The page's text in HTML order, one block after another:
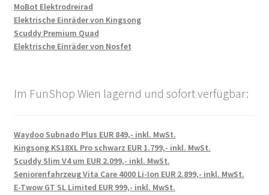
MoBot Elektrodreirad
Elektrische Einräder von Kingsong
Scuddy Premium Quad
Elektrische Einräder von Nosfet
Im FunShop Wien lagernd und sofort verfügbar:
Waydoo Subnado Plus EUR 849,- inkl. MwSt.
Kingsong KS18XL Pro schwarz EUR 1.799,- inkl. MwSt.
Scuddy Slim V4 um EUR 2.099,- inkl. MwSt.
Seniorenfahrzeug Vita Care 4000 Li-Ion EUR 2.899,- inkl. MwSt.
E-Twow GT SL Limited EUR 999,- inkl. MwSt.